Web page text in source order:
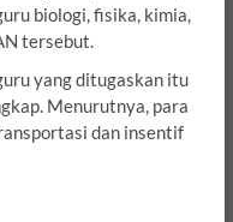
biologi, fisika, kimia,
tersebut.
yang ditugaskan itu
Menurutnya, para
dan insentif